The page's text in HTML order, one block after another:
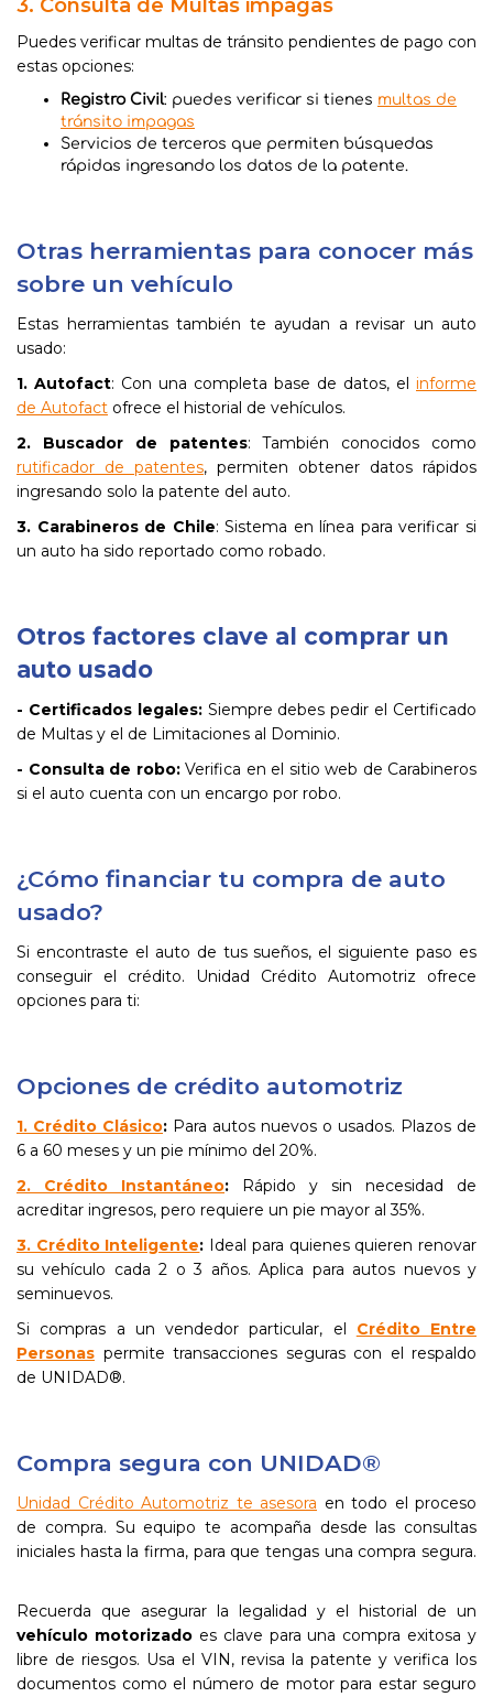
Puedes verificar multas de tránsito pendientes de pago con
estas opciones:
Registro Civil: puedes verificar si tienes multas de
tránsito impagas
Servicios de terceros que permiten búsquedas
rápidas ingresando los datos de la patente.
Otras herramientas para conocer más
sobre un vehículo
Estas herramientas también te ayudan a revisar un auto
usado:
1. Autofact: Con una completa base de datos, el informe
de Autofact ofrece el historial de vehículos.
2. Buscador de patentes: También conocidos como
rutificador de patentes, permiten obtener datos rápidos
ingresando solo la patente del auto.
3. Carabineros de Chile: Sistema en línea para verificar si
un auto ha sido reportado como robado.
Otros factores clave al comprar un
auto usado
- Certificados legales:Siempre debes pedir el Certificado
de Multas y el de Limitaciones al Dominio.
- Consulta de robo:Verifica en el sitio web de Carabineros
si el auto cuenta con un encargo por robo.
¿Cómo financiar tu compra de auto
usado?
Si encontraste el auto de tus sueños, el siguiente paso es
conseguir el crédito. Unidad Crédito Automotriz ofrece
opciones para ti:
Opciones de crédito automotriz
1. Crédito Clásico: Para autos nuevos o usados. Plazos de
6 a 60 meses y un pie mínimo del 20%.
2. Crédito Instantáneo: Rápido y sin necesidad de
acreditar ingresos, pero requiere un pie mayor al 35%.
3. Crédito Inteligente: Ideal para quienes quieren renovar
su vehículo cada 2 o 3 años. Aplica para autos nuevos y
seminuevos.
Si compras a un vendedor particular, el Crédito Entre
Personas permite transacciones seguras con el respaldo
de UNIDAD®.
Compra segura con UNIDAD®
Unidad Crédito Automotriz te asesora en todo el proceso
de compra. Su equipo te acompaña desde las consultas
iniciales hasta la firma, para que tengas una compra segura.
Recuerda que asegurar la legalidad y el historial de un
vehículo motorizadoes clave para una compra exitosa y
libre de riesgos. Usa el VIN, revisa la patente y verifica los
documentos como el número de motor para estar seguro